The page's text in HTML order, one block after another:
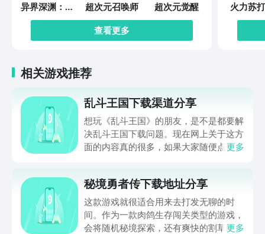
异界深渊：觉
醒
超次元召唤师
超次元觉醒
查看更多
火力苏
相关游戏推荐
乱斗王国下载渠道分享
想玩《乱斗王国》的朋友，是不是都要解
决乱斗王国下载问题。现在网上关于这方
面的内容真的很多，如果大家随便点击陌
app进行下载会更加方便，九游是手游福
利最多的游戏平台，在这里不仅能够看到
游戏资源，还能及时查看后续的消息、活
动内容等相关信息。
更多
秘境勇者传下载地址分享
这款游戏就很适合用来去打发无聊的时
间。作为一款肉鸽生存闯关类型的游戏，
会将随机秘境探索，还有爽快的割草闯关
更多